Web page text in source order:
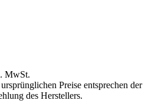
MwSt.
Preise entsprechen der
des Herstellers.